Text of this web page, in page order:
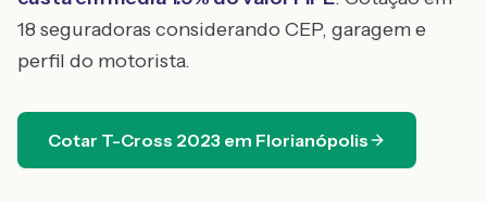
18 seguradoras considerando CEP, garagem e
perfil do motorista.
Cotar T-Cross 2023 em Florianópolis